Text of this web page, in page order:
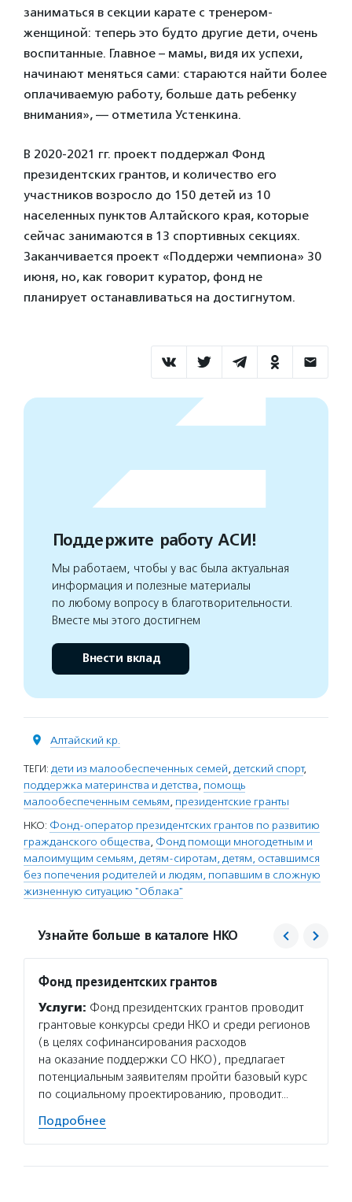
заниматься в секции карате с тренером-
женщиной: теперь это будто другие дети, очень
воспитанные. Главное – мамы, видя их успехи,
начинают меняться сами: стараются найти более
оплачиваемую работу, больше дать ребенку
внимания», — отметила Устенкина.
В 2020-2021 гг. проект поддержал Фонд
президентских грантов, и количество его
участников возросло до 150 детей из 10
населенных пунктов Алтайского края, которые
сейчас занимаются в 13 спортивных секциях.
Заканчивается проект «Поддержи чемпиона» 30
июня, но, как говорит куратор, фонд не
планирует останавливаться на достигнутом.
Поддержите работу АСИ!
Мы работаем, чтобы у вас была актуальная
информация и полезные материалы
по любому вопросу в благотворительности.
Вместе мы этого достигнем
Внести вклад
Алтайский кр.
ТЕГИ: дети из малообеспеченных семей, детский спорт,
поддержка материнства и детства, помощь
малообеспеченным семьям, президентские гранты
НКО: Фонд-оператор президентских грантов по развитию
гражданского общества, Фонд помощи многодетным и
малоимущим семьям, детям-сиротам, детям, оставшимся
без попечения родителей и людям, попавшим в сложную
жизненную ситуацию "Облака"
Узнайте больше в каталоге НКО
Фонд президентских грантов
Услуги: Фонд президентских грантов проводит
грантовые конкурсы среди НКО и среди регионов
(в целях софинансирования расходов
на оказание поддержки СО НКО), предлагает
потенциальным заявителям пройти базовый курс
по социальному проектированию, проводит…
Подробнее